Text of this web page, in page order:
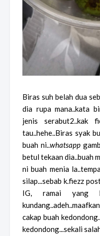
Biras suh belah dua
dia rupa mana..kata
jenis serabut2..kak
tau..hehe..Biras syak
buah ni..whatsapp
betul tekaan dia..buah
ni buah menia
silap...sebab k.fiezz
IG, ramai yang
cakap buah
kedondong...sekali